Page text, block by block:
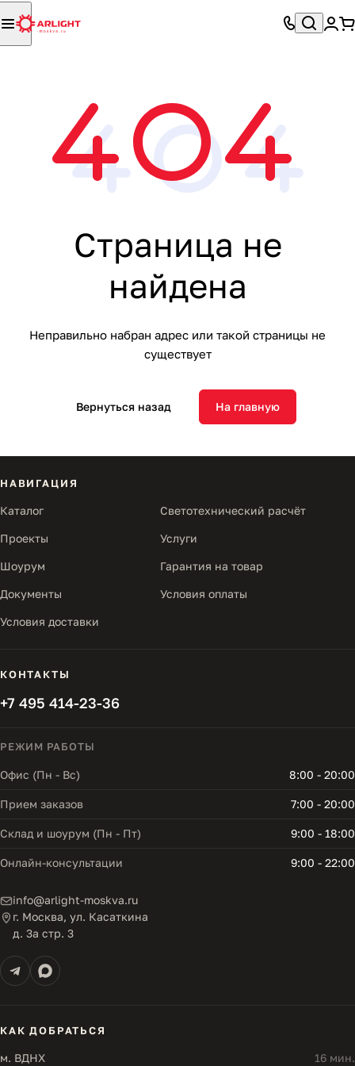
Страница не
найдена
Неправильно набран адрес или такой страницы не
существует
Вернуться назад На главную
НАВИГАЦИЯ
Каталог Светотехнический расчёт
Проекты Услуги
Шоурум Гарантия на товар
Документы Условия оплаты
Условия доставки
КОНТАКТЫ
+7 495 414-23-36
РЕЖИМ РАБОТЫ
Офис (Пн - Вс) 8:00 - 20:00
Прием заказов 7:00 - 20:00
Склад и шоурум (Пн - Пт) 9:00 - 18:00
Онлайн-консультации 9:00 - 22:00
info@arlight-moskva.ru
г. Москва, ул. Касаткина
д. 3а стр. 3
КАК ДОБРАТЬСЯ
м. ВДНХ 16 мин.